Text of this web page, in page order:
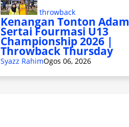
throwback
Kenangan Tonton Adam
Sertai Fourmasi U13
Championship 2026 |
Throwback Thursday
Syazz RahimOgos 06, 2026